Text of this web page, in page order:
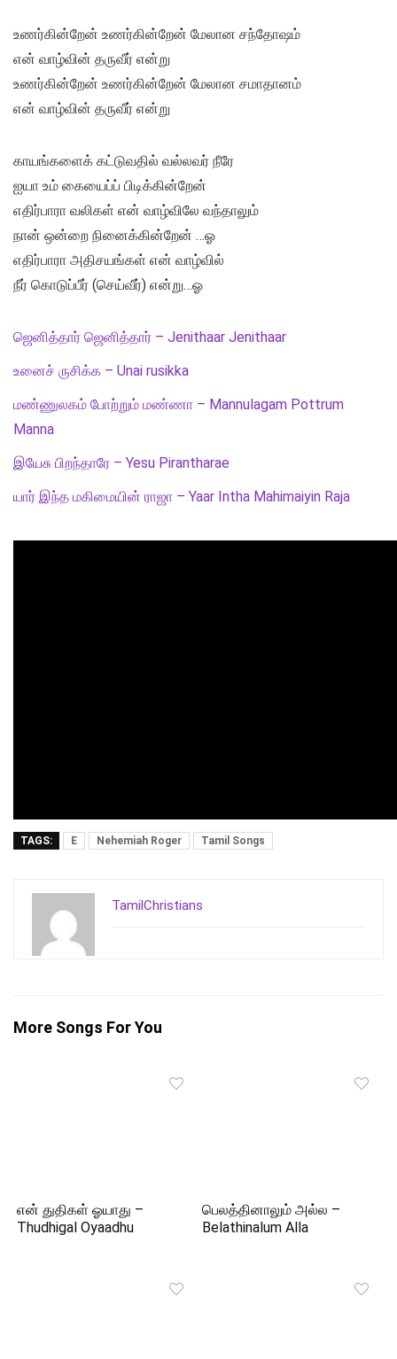
உணர்கின்றேன் உணர்கின்றேன் மேலான சந்தோஷம்
என் வாழ்வின் தருவீர் என்று
உணர்கின்றேன் உணர்கின்றேன் மேலான சமாதானம்
என் வாழ்வின் தருவீர் என்று
காயங்களைக் கட்டுவதில் வல்லவர் நீரே
ஐயா உம் கையைப்ப் பிடிக்கின்றேன்
எதிர்பாரா வலிகள் என் வாழ்விலே வந்தாலும்
நான் ஒன்றை நினைக்கின்றேன் …ஓ
எதிர்பாரா அதிசயங்கள் என் வாழ்வில்
நீர் கொடுப்பீர் (செய்வீர்) என்று…ஓ
ஜெனித்தார் ஜெனித்தார் – Jenithaar Jenithaar
உனைச் ருசிக்க – Unai rusikka
மண்ணுலகம் போற்றும் மண்ணா – Mannulagam Pottrum
Manna
இயேசு பிறந்தாரே – Yesu Pirantharae
யார் இந்த மகிமையின் ராஜா – Yaar Intha Mahimaiyin Raja
TAGS: E Nehemiah Roger Tamil Songs
TamilChristians
More Songs For You
என் துதிகள் ஓயாது –
Thudhigal Oyaadhu
பெலத்தினாலும் அல்ல –
Belathinalum Alla